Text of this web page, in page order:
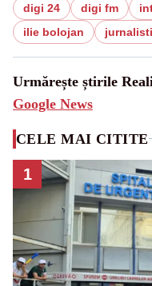
digi 24 digi fm
ilie bolojan
jurnalisti
Urmărește știrile
Google News
CELE MAI CITITE
1